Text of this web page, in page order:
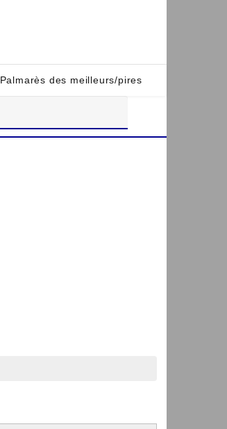
Palmarès des meilleurs/pires